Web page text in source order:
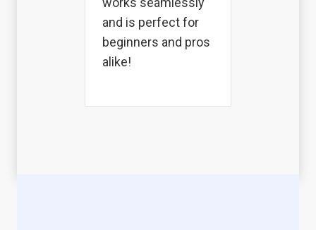
and is perfect for
beginners and pros
alike!